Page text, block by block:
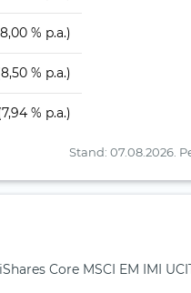
% p.a.)
% p.a.)
% p.a.)
Stand: 07.08.2026.
Core MSCI EM IMI